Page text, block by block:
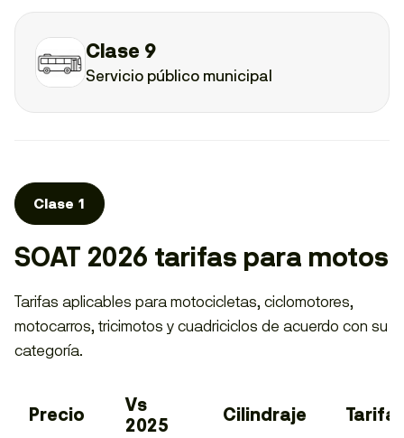
Clase 9
Servicio público municipal
Clase 1
SOAT 2026 tarifas para motos
Tarifas aplicables para motocicletas, ciclomotores,
motocarros, tricimotos y cuadriciclos de acuerdo con su
categoría.
Precio
Vs
2025
Cilindraje Tarifa